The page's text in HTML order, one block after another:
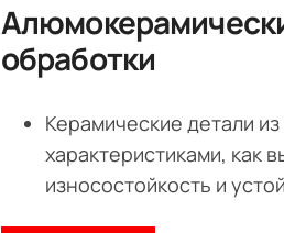
Português
обработки
Керамические детали
характеристиками, как
износостойкость и